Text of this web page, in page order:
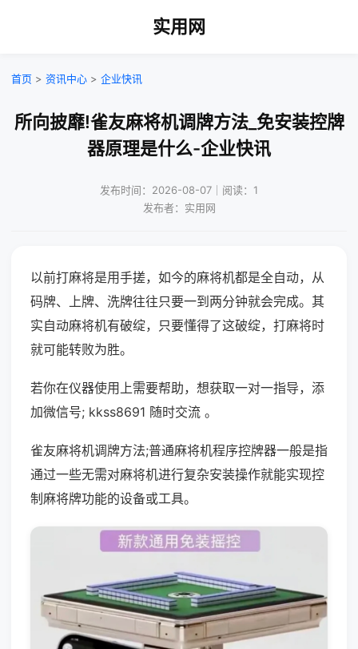
实用网
首页 > 资讯中心 > 企业快讯
所向披靡!雀友麻将机调牌方法_免安装控牌
器原理是什么-企业快讯
发布时间：2026-08-07｜阅读：1
发布者：实用网
以前打麻将是用手搓，如今的麻将机都是全自动，从
码牌、上牌、洗牌往往只要一到两分钟就会完成。其
实自动麻将机有破绽，只要懂得了这破绽，打麻将时
就可能转败为胜。
若你在仪器使用上需要帮助，想获取一对一指导，添
加微信号; kkss8691 随时交流 。
雀友麻将机调牌方法;普通麻将机程序控牌器一般是指
通过一些无需对麻将机进行复杂安装操作就能实现控
制麻将牌功能的设备或工具。